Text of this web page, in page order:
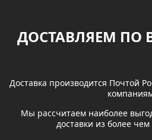
ДОСТАВЛЯЕМ ПО
Доставка производится Почтой
Мы рассчитаем наиболее
доставки из более